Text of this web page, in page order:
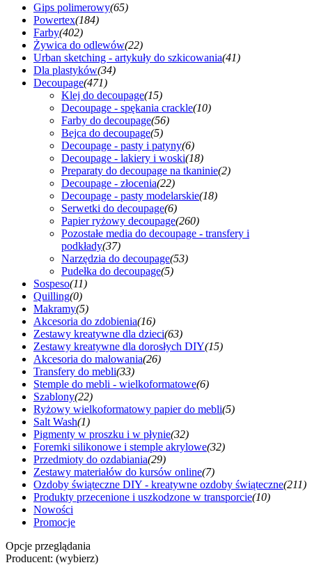
Gips polimerowy(65)
Powertex(184)
Farby(402)
Żywica do odlewów(22)
Urban sketching - artykuły do szkicowania(41)
Dla plastyków(34)
Decoupage(471)
Klej do decoupage(15)
Decoupage - spękania crackle(10)
Farby do decoupage(56)
Bejca do decoupage(5)
Decoupage - pasty i patyny(6)
Decoupage - lakiery i woski(18)
Preparaty do decoupage na tkaninie(2)
Decoupage - złocenia(22)
Decoupage - pasty modelarskie(18)
Serwetki do decoupage(6)
Papier ryżowy decoupage(260)
Pozostałe media do decoupage - transfery i
podkłady(37)
Narzędzia do decoupage(53)
Pudełka do decoupage(5)
Sospeso(11)
Quilling(0)
Makramy(5)
Akcesoria do zdobienia(16)
Zestawy kreatywne dla dzieci(63)
Zestawy kreatywne dla dorosłych DIY(15)
Akcesoria do malowania(26)
Transfery do mebli(33)
Stemple do mebli - wielkoformatowe(6)
Szablony(22)
Ryżowy wielkoformatowy papier do mebli(5)
Salt Wash(1)
Pigmenty w proszku i w płynie(32)
Foremki silikonowe i stemple akrylowe(32)
Przedmioty do ozdabiania(29)
Zestawy materiałów do kursów online(7)
Ozdoby świąteczne DIY - kreatywne ozdoby świąteczne(211)
Produkty przecenione i uszkodzone w transporcie(10)
Nowości
Promocje
Opcje przeglądania
Producent: (wybierz)